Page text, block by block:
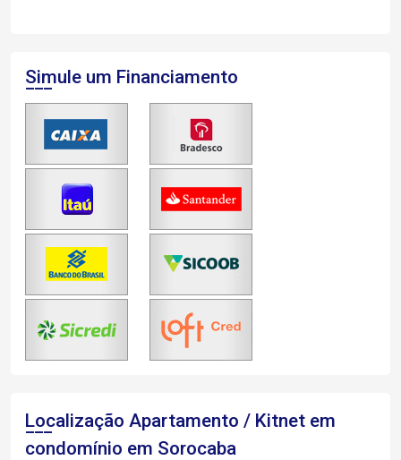
Simule um Financiamento
Localização Apartamento / Kitnet em
condomínio em Sorocaba